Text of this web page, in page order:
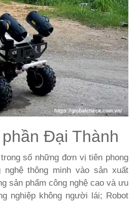
Đại Thành
số những đơn vị tiên phong
nghệ thông minh vào sản xuất
sản phẩm công nghệ cao và ưu
nghiệp không người lái; Robot